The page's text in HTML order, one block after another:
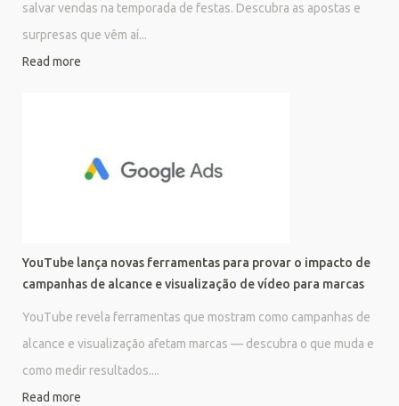
salvar vendas na temporada de festas. Descubra as apostas e
surpresas que vêm aí...
Read more
YouTube lança novas ferramentas para provar o impacto de
campanhas de alcance e visualização de vídeo para marcas
YouTube revela ferramentas que mostram como campanhas de
alcance e visualização afetam marcas — descubra o que muda e
como medir resultados....
Read more